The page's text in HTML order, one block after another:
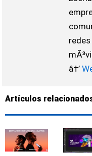
â†’
Artículos